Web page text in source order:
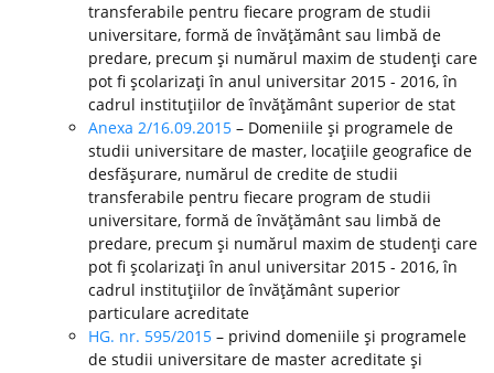
transferabile pentru fiecare program de studii
universitare, formă de învăţământ sau limbă de
predare, precum şi numărul maxim de studenţi care
pot fi şcolarizaţi în anul universitar 2015 - 2016, în
cadrul instituţiilor de învăţământ superior de stat
Anexa 2/16.09.2015 – Domeniile şi programele de
studii universitare de master, locaţiile geografice de
desfăşurare, numărul de credite de studii
transferabile pentru fiecare program de studii
universitare, formă de învăţământ sau limbă de
predare, precum şi numărul maxim de studenţi care
pot fi şcolarizaţi în anul universitar 2015 - 2016, în
cadrul instituţiilor de învăţământ superior
particulare acreditate
HG. nr. 595/2015 – privind domeniile şi programele
de studii universitare de master acreditate şi